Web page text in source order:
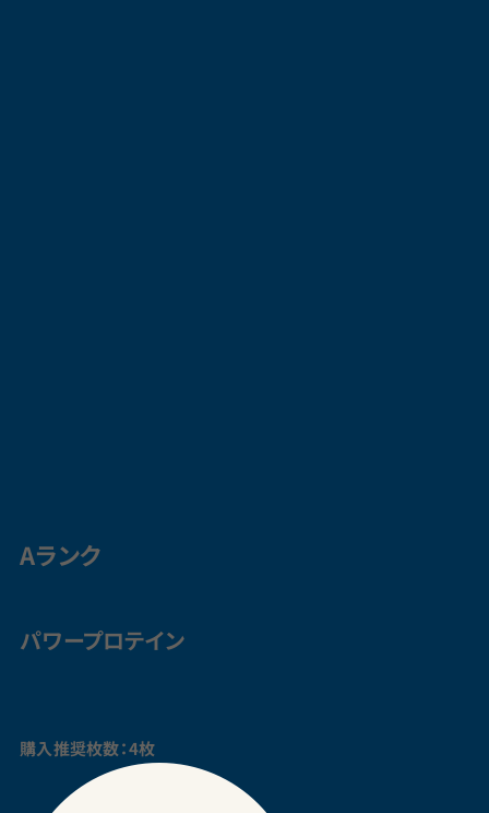
Aランク
パワープロテイン
購入推奨枚数：4枚